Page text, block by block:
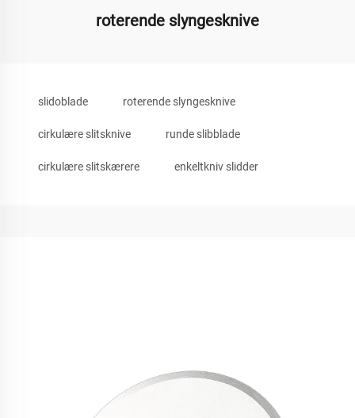
roterende slyngesknive
slidoblade roterende slyngesknive
cirkulære slitsknive runde slibblade
cirkulære slitskærere enkeltkniv slidder